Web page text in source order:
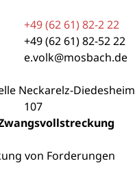
+49 (62 61) 82-222
+49 (6261) 82-5222
e.volk@mosbach.de
Neckarelz-Diedesheim
107
von Forderungen